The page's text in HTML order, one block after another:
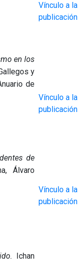
Vínculo a la
publicación
en los
y
de
Vínculo a la
publicación
de
Álvaro
Vínculo a la
publicación
Ichan